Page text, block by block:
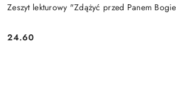
Zeszyt lekturowy "Zdążyć przed Panem
Cena:
24.60